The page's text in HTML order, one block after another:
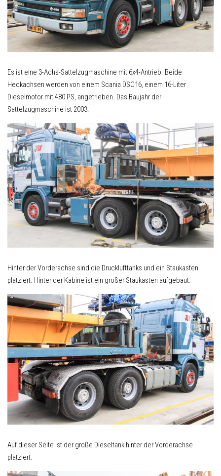
Es ist eine 3-Achs-Sattelzugmaschine mit 6x4-Antrieb. Beide
Heckachsen werden von einem Scania DSC16, einem 16-Liter
Dieselmotor mit 480 PS, angetrieben. Das Baujahr der
Sattelzugmaschine ist 2003.
Hinter der Vorderachse sind die Drucklufttanks und ein Staukasten
platziert. Hinter der Kabine ist ein großer Staukasten aufgebaut.
Auf dieser Seite ist der große Dieseltank hinter der Vorderachse
platziert.